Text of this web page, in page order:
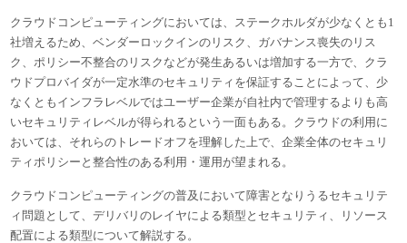
クラウドコンピューティングにおいては、ステークホルダが少なくとも1
社増えるため、ベンダーロックインのリスク、ガバナンス喪失のリス
ク、ポリシー不整合のリスクなどが発生あるいは増加する一方で、クラ
ウドプロバイダが一定水準のセキュリティを保証することによって、少
なくともインフラレベルではユーザー企業が自社内で管理するよりも高
いセキュリティレベルが得られるという一面もある。クラウドの利用に
おいては、それらのトレードオフを理解した上で、企業全体のセキュリ
ティポリシーと整合性のある利用・運用が望まれる。
クラウドコンピューティングの普及において障害となりうるセキュリテ
ィ問題として、デリバリのレイヤによる類型とセキュリティ、リソース
配置による類型について解説する。